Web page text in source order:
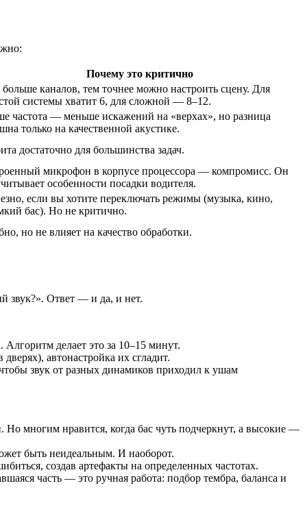
Почему это критично
каналов, тем точнее можно настроить сцену. Для
системы хватит 6, для сложной — 8–12.
частота — меньше искажений на «верхах», но разница
только на качественной акустике.
достаточно для большинства задач.
микрофон в корпусе процессора — компромисс. Он
особенности посадки водителя.
если вы хотите переключать режимы (музыка, кино,
бас). Но не критично.
но не влияет на качество обработки.
звук?». Ответ — и да, и нет.
делает это за 10–15 минут.
автонастройка их сгладит.
звук от разных динамиков приходил к ушам
многим нравится, когда бас чуть подчеркнут, а высокие —
быть неидеальным. И наоборот.
создав артефакты на определенных частотах.
часть — это ручная работа: подбор тембра, баланса и